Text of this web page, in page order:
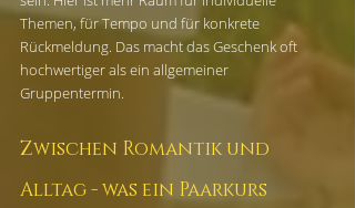
Themen, für Tempo und für konkrete
Rückmeldung. Das macht das Geschenk oft
hochwertiger als ein allgemeiner
Gruppentermin.
Zwischen Romantik und
Alltag - was ein Paarkurs